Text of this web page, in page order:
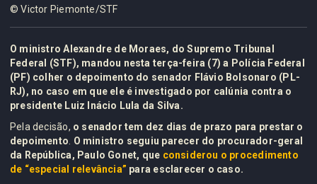
© Victor Piemonte/STF
O ministro Alexandre de Moraes, do Supremo Tribunal
Federal (STF), mandou nesta terça-feira (7) a Polícia Federal
(PF) colher o depoimento do senador Flávio Bolsonaro (PL-
RJ), no caso em que ele é investigado por calúnia contra o
presidente Luiz Inácio Lula da Silva.
Pela decisão, o senador tem dez dias de prazo para prestar o
depoimento O ministro seguiu parecer do procurador-geral
da República, Paulo Gonet, que considerou o procedimento
de “especial relevância” para esclarecer o caso.